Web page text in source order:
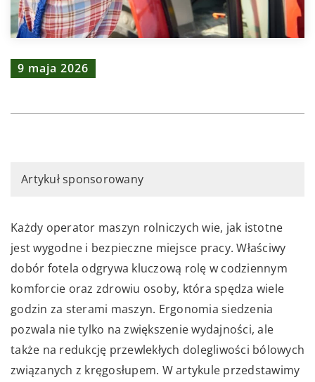
9 maja 2026
Artykuł sponsorowany
Każdy operator maszyn rolniczych wie, jak istotne
jest wygodne i bezpieczne miejsce pracy. Właściwy
dobór fotela odgrywa kluczową rolę w codziennym
komforcie oraz zdrowiu osoby, która spędza wiele
godzin za sterami maszyn. Ergonomia siedzenia
pozwala nie tylko na zwiększenie wydajności, ale
także na redukcję przewlekłych dolegliwości bólowych
związanych z kręgosłupem. W artykule przedstawimy